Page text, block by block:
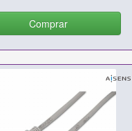
Comprar